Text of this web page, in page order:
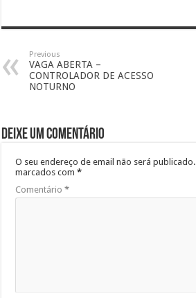
Previous
VAGA ABERTA –
CONTROLADOR DE ACESSO
NOTURNO
Deixe um comentário
O seu endereço de email não será publicado.
marcados com*
Comentário*